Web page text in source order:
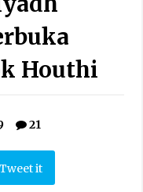
di Jeddah
Tidak ditakdirkan
Kini Abdul El-Sayed
Houthi
21
Tweet it